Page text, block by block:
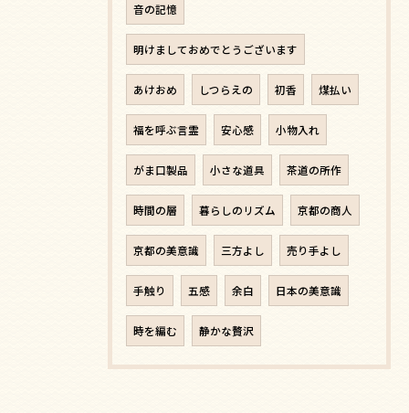
音の記憶
明けましておめでとうございます
あけおめ しつらえの 初香 煤払い
福を呼ぶ言霊 安心感 小物入れ
がま口製品 小さな道具 茶道の所作
時間の層 暮らしのリズム 京都の商人
京都の美意識 三方よし 売り手よし
手触り 五感 余白 日本の美意識
時を編む 静かな贅沢